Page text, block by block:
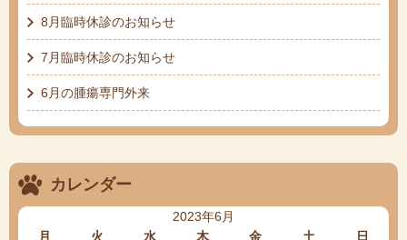
8月臨時休診のお知らせ
7月臨時休診のお知らせ
6月の腫瘍専門外来
カレンダー
2023年6月
月
火 水 木 金 土 日